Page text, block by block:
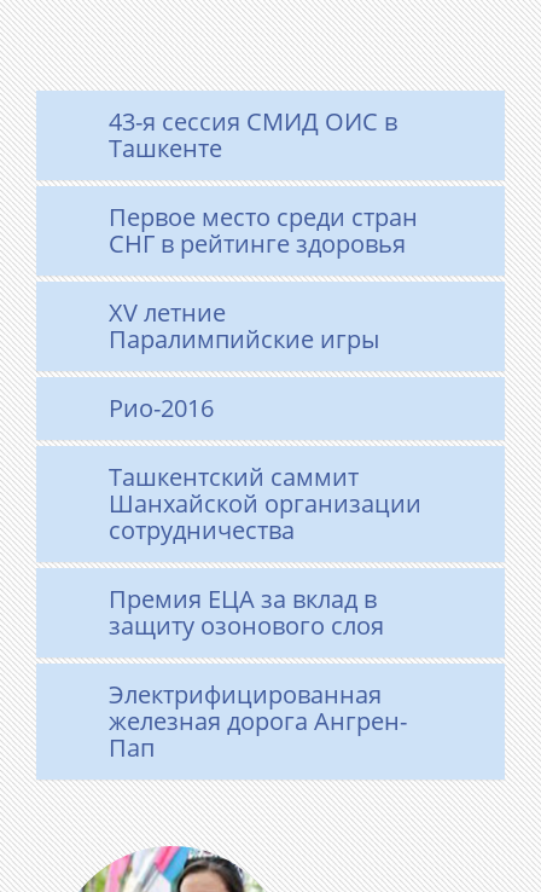
43-я сессия СМИД ОИС в
Ташкенте
Первое место среди стран
СНГ в рейтинге здоровья
XV летние
Паралимпийские игры
Рио-2016
Ташкентский саммит
Шанхайской организации
сотрудничества
Премия ЕЦА за вклад в
защиту озонового слоя
Электрифицированная
железная дорога Ангрен-
Пап